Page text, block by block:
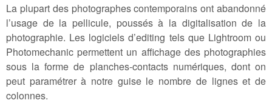
La plupart des photographes contemporains ont abandonné
l’usage de la pellicule, poussés à la digitalisation de la
photographie. Les logiciels d’editing tels que Lightroom ou
Photomechanic permettent un affichage des photographies
sous la forme de planches-contacts numériques, dont on
peut paramétrer à notre guise le nombre de lignes et de
colonnes.